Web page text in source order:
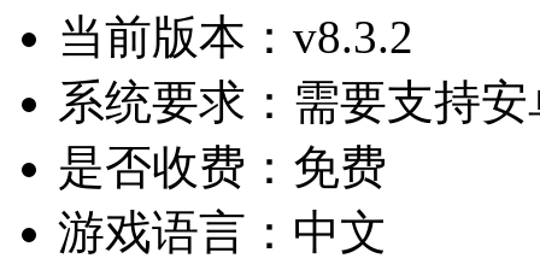
当前版本： v8.3.2
系统要求： 需要支持
是否收费： 免费
游戏语言： 中文